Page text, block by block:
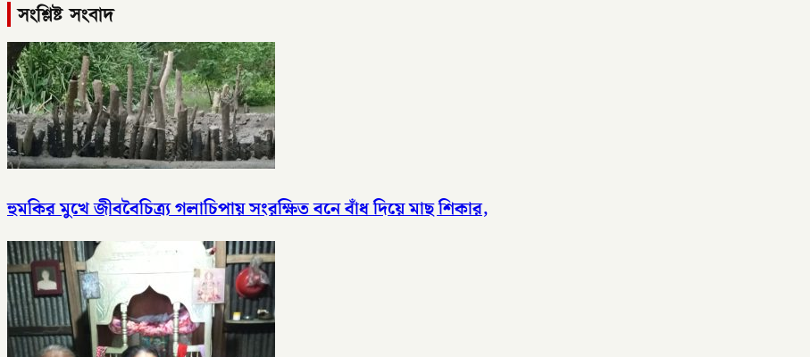
সংশ্লিষ্ট সংবাদ
হুমকির মুখে জীববৈচিত্র্য গলাচিপায় সংরক্ষিত বনে বাঁধ দিয়ে মাছ শিকার,